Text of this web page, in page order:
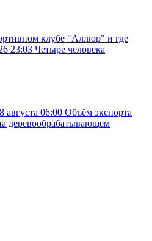
клубе "Аллюр" и где
23:03 Четыре человека
августа 06:00 Объём экспорта
деревообрабатывающем